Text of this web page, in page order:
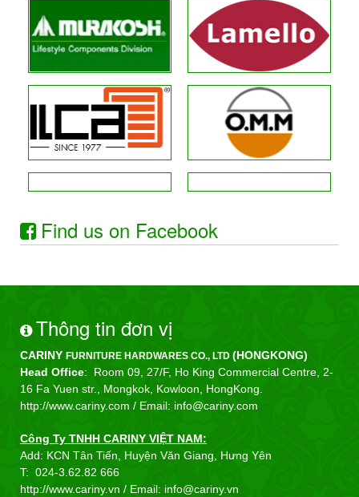
Find us on Facebook
Thông tin đơn vị
CARINY FURNITURE HARDWARES CO., LTD (HONGKONG)
Head Office: Room 09, 27/F, Ho King Commercial Centre, 2-
16 Fa Yuen str., Mongkok, Kowloon, HongKong.
http://www.cariny.com / Email: info@cariny.com
Công Ty TNHH CARINY VIỆT NAM:
Add: KCN Tân Tiến, Huyện Văn Giang, Hưng Yên
T: 024-3.62.82 666
http://www.cariny.vn / Email: info@cariny.vn